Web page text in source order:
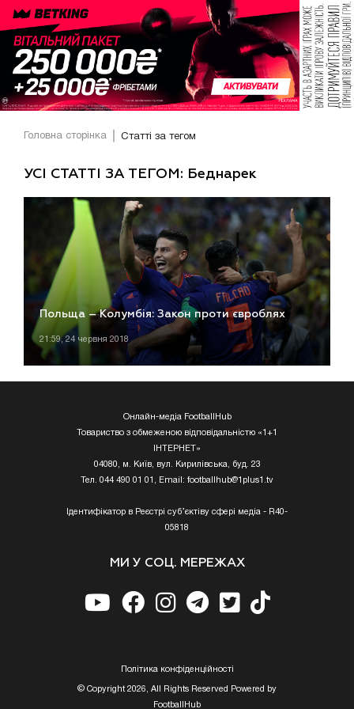
Головна сторінка Статті за тегом
УСІ СТАТТІ ЗА ТЕГОМ: Беднарек
Польща – Колумбія: Закон проти євроблях
21:59, 24 червня 2018
Онлайн-медіа FootballHub
Товариство з обмеженою відповідальністю «1+1
ІНТЕРНЕТ»
04080, м. Київ, вул. Кирилівська, буд. 23
Тел. 044 490 01 01, Email: footballhub@1plus1.tv
Ідентифікатор в Реєстрі суб’єктіву сфері медіа - R40-
05818
МИ У СОЦ. МЕРЕЖАХ
Полiтика конфiденцiйностi
© Copyright 2026, All Rights Reserved Powered by
FootballHub